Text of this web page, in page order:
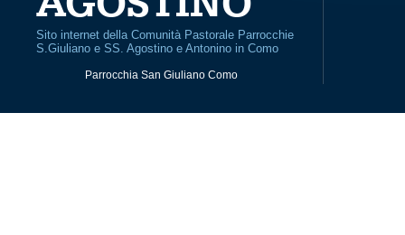
Sito internet della Comunità Pastorale Parrocchie
S.Giuliano e SS. Agostino e Antonino in Como
Parrocchia San Giuliano Como